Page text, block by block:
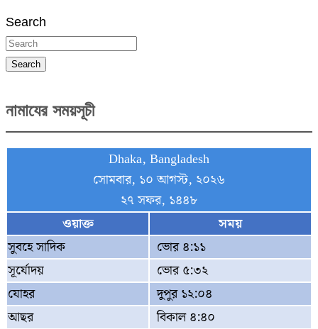
Search
Search
নামাযের সময়সূচী
Dhaka, Bangladesh
সোমবার, ১০ আগস্ট, ২০২৬
২৭ সফর, ১৪৪৮
ওয়াক্ত
সময়
সুবহে সাদিক
ভোর ৪:১১
সূর্যোদয়
ভোর ৫:৩২
যোহর
দুপুর ১২:০৪
আছর
বিকাল ৪:৪০